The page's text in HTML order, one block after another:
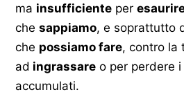
ma insufficiente per
che sappiamo, e soprattutto
che possiamo fare, contro la
ad ingrassare o per perdere i
accumulati.